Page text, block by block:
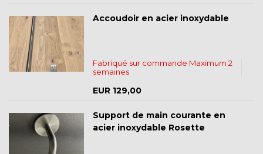
Accoudoir en acier inoxydable
Fabriqué sur commande Maximum 2
semaines
EUR 129,00
Support de main courante en
acier inoxydable Rosette